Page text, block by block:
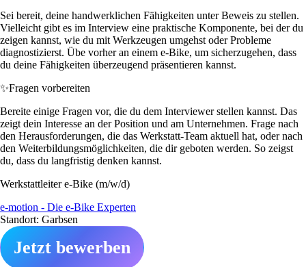
Sei bereit, deine handwerklichen Fähigkeiten unter Beweis zu stellen.
Vielleicht gibt es im Interview eine praktische Komponente, bei der du
zeigen kannst, wie du mit Werkzeugen umgehst oder Probleme
diagnostizierst. Übe vorher an einem e-Bike, um sicherzugehen, dass
du deine Fähigkeiten überzeugend präsentieren kannst.
✨Fragen vorbereiten
Bereite einige Fragen vor, die du dem Interviewer stellen kannst. Das
zeigt dein Interesse an der Position und am Unternehmen. Frage nach
den Herausforderungen, die das Werkstatt-Team aktuell hat, oder nach
den Weiterbildungsmöglichkeiten, die dir geboten werden. So zeigst
du, dass du langfristig denken kannst.
Werkstattleiter e-Bike (m/w/d)
e-motion - Die e-Bike Experten
Standort: Garbsen
Jetzt bewerben